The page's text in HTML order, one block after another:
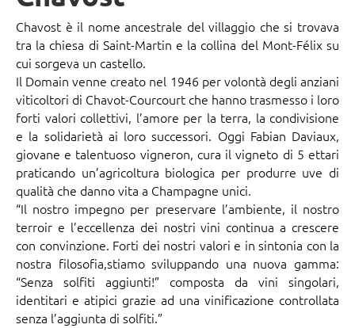
Chavost è il nome ancestrale del villaggio che si trovava
tra la chiesa di Saint-Martin e la collina del Mont-Félix su
cui sorgeva un castello.
Il Domain venne creato nel 1946 per volontà degli anziani
viticoltori di Chavot-Courcourt che hanno trasmesso i loro
forti valori collettivi, l’amore per la terra, la condivisione
e la solidarietà ai loro successori. Oggi Fabian Daviaux,
giovane e talentuoso vigneron, cura il vigneto di 5 ettari
praticando un’agricoltura biologica per produrre uve di
qualità che danno vita a Champagne unici.
“Il nostro impegno per preservare l’ambiente, il nostro
terroir e l’eccellenza dei nostri vini continua a crescere
con convinzione. Forti dei nostri valori e in sintonia con la
nostra filosofia,stiamo sviluppando una nuova gamma:
“Senza solfiti aggiunti!” composta da vini singolari,
identitari e atipici grazie ad una vinificazione controllata
senza l’aggiunta di solfiti.”